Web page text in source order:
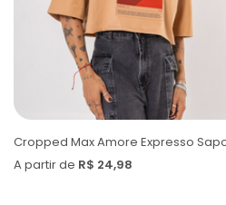
A partir de R$ 24,98